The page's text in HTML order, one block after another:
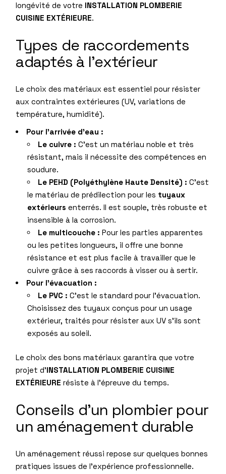
longévité de votre INSTALLATION PLOMBERIE
CUISINE EXTÉRIEURE.
Types de raccordements
adaptés à l’extérieur
Le choix des matériaux est essentiel pour résister
aux contraintes extérieures (UV, variations de
température, humidité).
Pour l’arrivée d’eau :
Le cuivre : C’est un matériau noble et très
résistant, mais il nécessite des compétences en
soudure.
Le PEHD (Polyéthylène Haute Densité) : C’est
le matériau de prédilection pour les tuyaux
extérieurs enterrés. Il est souple, très robuste et
insensible à la corrosion.
Le multicouche : Pour les parties apparentes
ou les petites longueurs, il offre une bonne
résistance et est plus facile à travailler que le
cuivre grâce à ses raccords à visser ou à sertir.
Pour l’évacuation :
Le PVC : C’est le standard pour l’évacuation.
Choisissez des tuyaux conçus pour un usage
extérieur, traités pour résister aux UV s’ils sont
exposés au soleil.
Le choix des bons matériaux garantira que votre
projet d’INSTALLATION PLOMBERIE CUISINE
EXTÉRIEURE résiste à l’épreuve du temps.
Conseils d’un plombier pour
un aménagement durable
Un aménagement réussi repose sur quelques bonnes
pratiques issues de l’expérience professionnelle.